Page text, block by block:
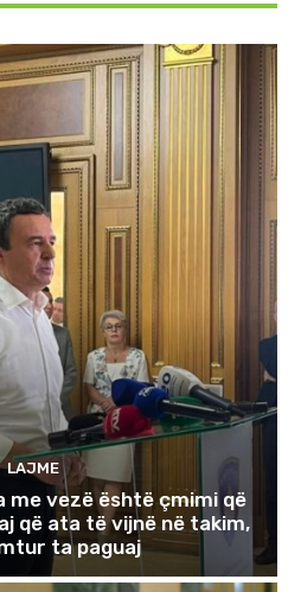
LAJME
me vezë është çmimi që
që ata të vijnë në takim,
ta paguaj